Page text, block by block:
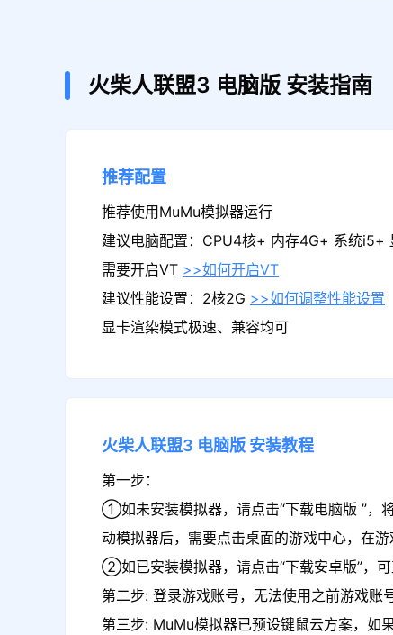
火柴人联盟3 电脑版 安装指南
推荐配置
推荐使用MuMu模拟器运行
建议电脑配置：CPU4核+ 内存4G+ 系统i5+
需要开启VT >>如何开启VT
建议性能设置：2核2G >>如何调整性能设置
显卡渲染模式极速、兼容均可
火柴人联盟3 电脑版 安装教程
第一步：
①如未安装模拟器，请点击“下载电脑版 ”，
动模拟器后，需要点击桌面的游戏中心，在
②如已安装模拟器，请点击“下载安卓版”，
第二步: 登录游戏账号，无法使用之前游戏
第三步: MuMu模拟器已预设键鼠云方案，如